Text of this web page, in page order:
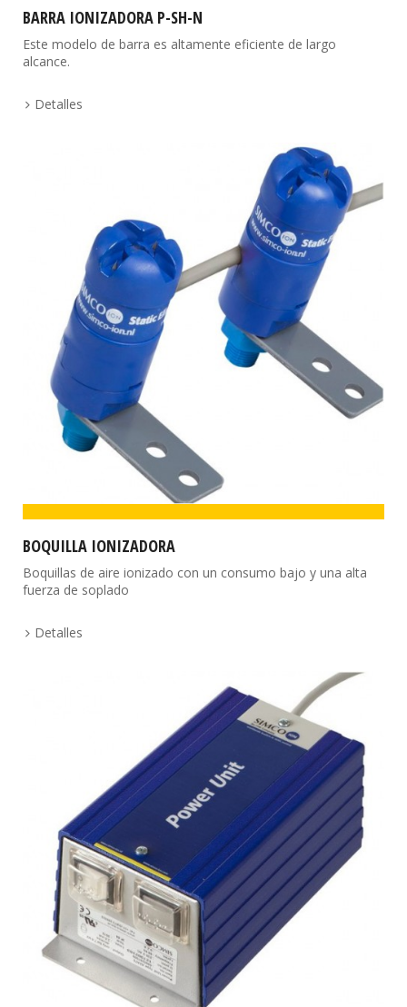
BARRA IONIZADORA P-SH-N
Este modelo de barra es altamente eficiente de largo
alcance.
Detalles
BOQUILLA IONIZADORA
Boquillas de aire ionizado con un consumo bajo y una alta
fuerza de soplado
Detalles